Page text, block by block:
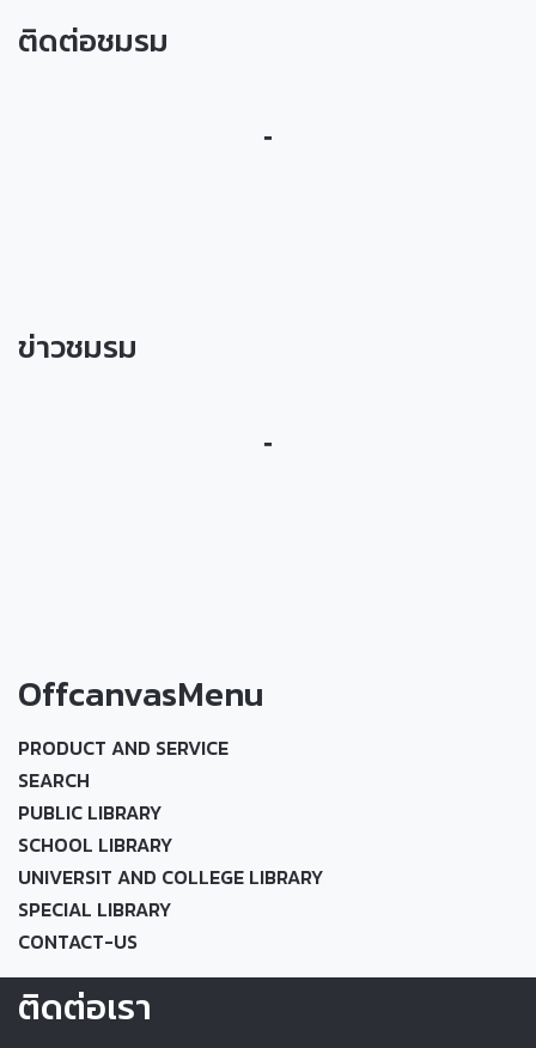
ติดต่อชมรม
-
ข่าวชมรม
-
OffcanvasMenu
PRODUCT AND SERVICE
SEARCH
PUBLIC LIBRARY
SCHOOL LIBRARY
UNIVERSIT AND COLLEGE LIBRARY
SPECIAL LIBRARY
CONTACT-US
ติดต่อเรา